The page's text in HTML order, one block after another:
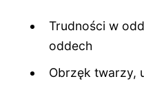
Trudności w
oddech
Obrzęk twarzy,